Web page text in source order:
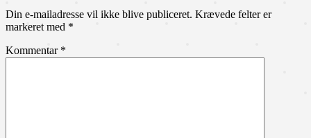
Din e-mailadresse vil ikke blive publiceret. Krævede felter er
markeret med *
Kommentar *